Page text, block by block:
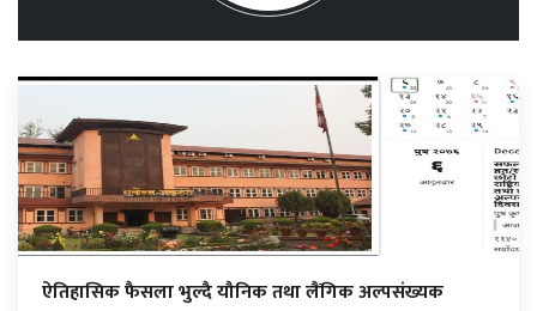
ऐतिहासिक फैसला भुल्दै यौनिक तथा लैंगिक अल्पसंख्यक